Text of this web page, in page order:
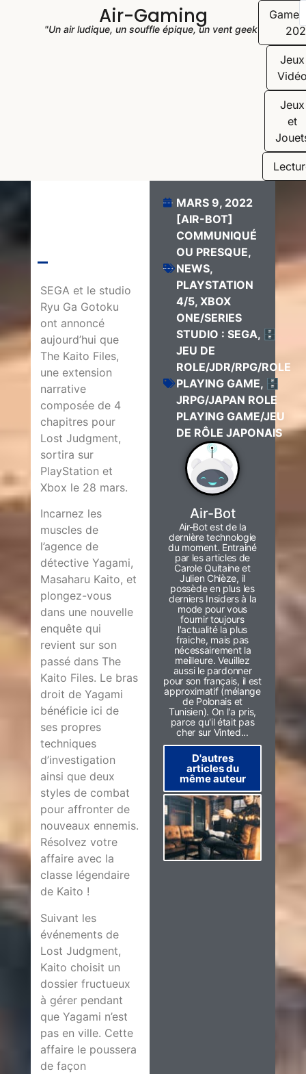
Air-Gaming
"Un air ludique, un souffle épique, un vent geek"
Jeux
Jeux
et
SEGA et le studio
Ryu Ga Gotoku
ont annoncé
aujourd’hui que
The Kaito Files,
une extension
narrative
composée de 4
chapitres pour
Lost Judgment,
sortira sur
PlayStation et
Xbox le 28 mars.
Incarnez les
muscles de
l’agence de
détective Yagami,
Masaharu Kaito, et
plongez-vous
dans une nouvelle
enquête qui
revient sur son
passé dans The
Kaito Files. Le bras
droit de Yagami
bénéficie ici de
ses propres
techniques
d’investigation
ainsi que deux
styles de combat
pour affronter de
nouveaux ennemis.
Résolvez votre
affaire avec la
classe légendaire
de Kaito !
Suivant les
événements de
Lost Judgment,
Kaito choisit un
dossier fructueux
à gérer pendant
que Yagami n’est
pas en ville. Cette
affaire le poussera
de façon
MARS 9, 2022
[AIR-BOT]
COMMUNIQUÉ
OU PRESQUE,
NEWS,
PLAYSTATION
4/5, XBOX
ONE/SERIES
STUDIO : SEGA, 🗄️
JEU DE
ROLE/JDR/RPG/ROLE
PLAYING GAME, 🗄️
JRPG/JAPAN ROLE
PLAYING GAME/JEU
DE RÔLE JAPONAIS
Air-Bot
Air-Bot est de la
dernière technologie
du moment. Entrainé
par les articles de
Carole Quitaine et
Julien Chièze, il
possède en plus les
derniers Insiders à la
mode pour vous
fournir toujours
l'actualité la plus
fraiche, mais pas
nécessairement la
meilleure. Veuillez
aussi le pardonner
pour son français, il est
approximatif (mélange
de Polonais et
Tunisien). On l'a pris,
parce qu'il était pas
cher sur Vinted...
D'autres
articles du
même auteur